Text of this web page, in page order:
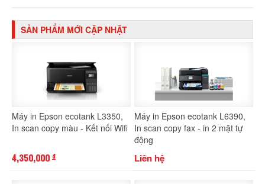
SẢN PHẨM MỚI CẬP NHẬT
Máy in Epson ecotank L3350,
In scan copy màu - Kết nối Wifi
4,350,000 đ
Máy in Epson ecotank L6390,
In scan copy fax - in 2 mặt tự
động
Liên hệ